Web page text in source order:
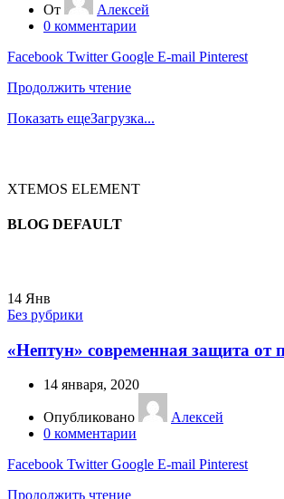
От
Алексей
0 комментарии
Facebook Twitter Google E-mail Pinterest
Продолжить чтение
Показать ещеЗагрузка...
XTEMOS ELEMENT
BLOG DEFAULT
14 Янв
Без рубрики
«Нептун» современная защита от
14 января, 2020
Опубликовано
Алексей
0 комментарии
Facebook Twitter Google E-mail Pinterest
Продолжить чтение